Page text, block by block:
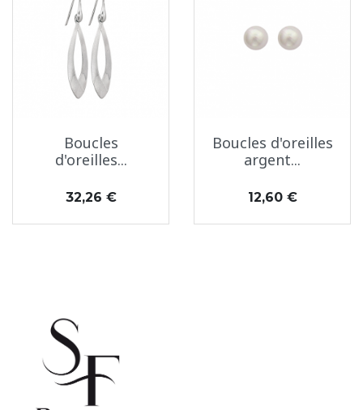
Boucles
d'oreilles...
Prix
32,26 €
Boucles d'oreilles
argent...
Prix
12,60 €